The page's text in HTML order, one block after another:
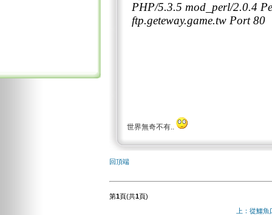
世界無奇不有..
回頂端
第1頁(共1頁)
上：從鱷